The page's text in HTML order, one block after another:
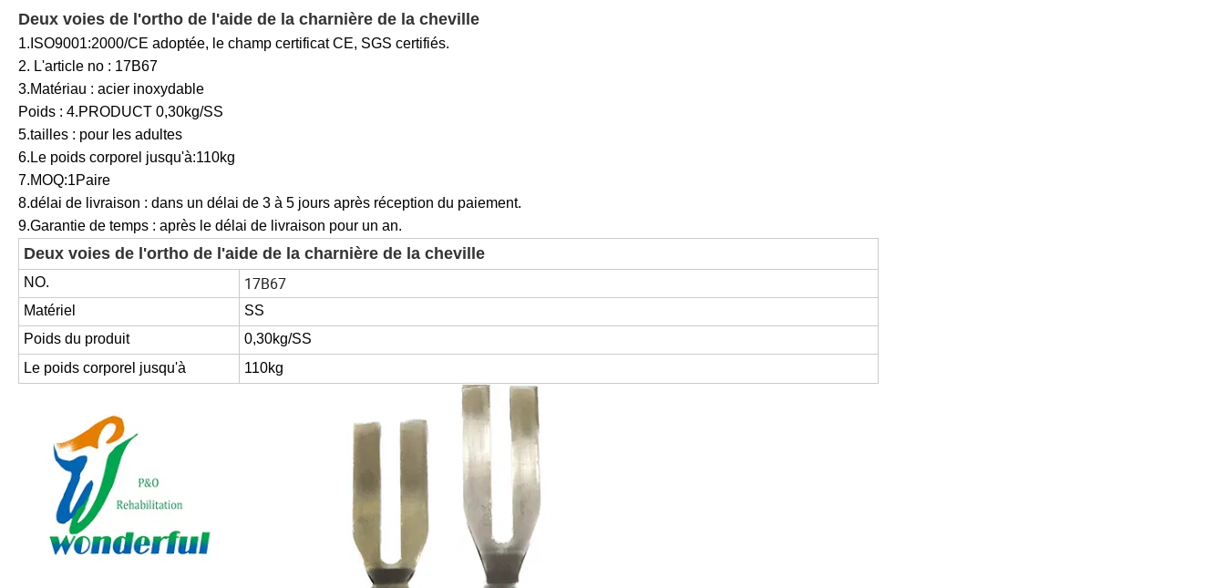
Deux voies de l'ortho de l'aide de la charnière de la cheville
1.ISO9001:2000/CE adoptée, le champ certificat CE, SGS certifiés.
2. L'article no : 17B67
3.Matériau : acier inoxydable
Poids : 4.PRODUCT 0,30kg/SS
5.tailles : pour les adultes
6.Le poids corporel jusqu'à:110kg
7.MOQ:1Paire
8.délai de livraison : dans un délai de 3 à 5 jours après réception du paiement.
9.Garantie de temps : après le délai de livraison pour un an.
Deux voies de l'ortho de l'aide de la charnière de la cheville
NO. 17B67
Matériel
SS
Poids du produit
0,30kg/SS
Le poids corporel jusqu'à
110kg